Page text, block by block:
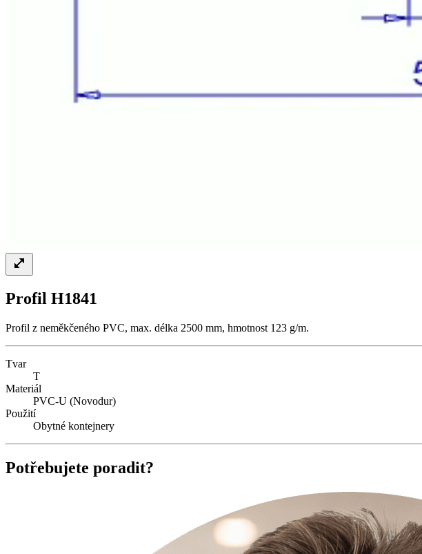
Profil H1841
Profil z neměkčeného PVC, max. délka 2500 mm, hmotnost 123 g/m.
Tvar
T
Materiál
PVC-U (Novodur)
Použití
Obytné kontejnery
Potřebujete poradit?